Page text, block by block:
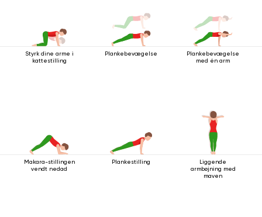
Styrk dine arme i
kattestilling
Plankebevægelse
Plankebevægelse
med én arm
Makara-stillingen
vendt nedad
Plankestilling
Liggende
armbøjning med
maven